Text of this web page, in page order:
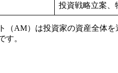
投資戦略立案、
AM）は投資家の資産全体
す。